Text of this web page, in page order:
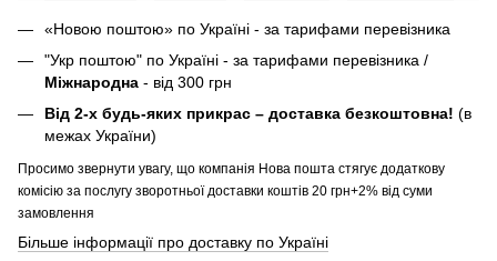
«Новою поштою» по Україні - за тарифами перевізника
"Укр поштою" по Україні - за тарифами перевізника /
Міжнародна - від 300 грн
Від 2-х будь-яких прикрас – доставка безкоштовна! (в
межах України)
Просимо звернути увагу, що компанія Нова пошта стягує додаткову
комісію за послугу зворотньої доставки коштів 20 грн+2% від суми
замовлення
Більше інформації про доставку по Україні